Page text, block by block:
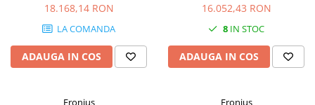
98.3%
18.168,14 RON
LA COMANDA
ADAUGA IN COS
16.052,43 RON
8 IN STOC
ADAUGA IN COS
Fronius Fronius